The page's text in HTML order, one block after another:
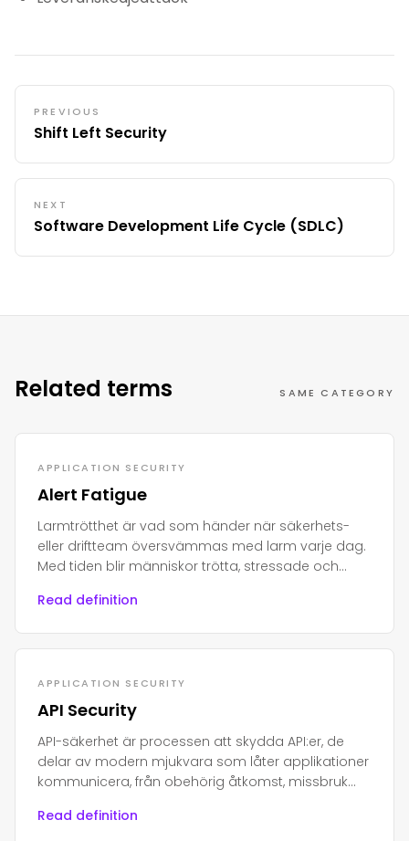
PREVIOUS
Shift Left Security
NEXT
Software Development Life Cycle (SDLC)
Related terms SAME CATEGORY
APPLICATION SECURITY
Alert Fatigue
Larmtrötthet är vad som händer när säkerhets-
eller driftteam översvämmas med larm varje dag.
Med tiden blir människor trötta, stressade och
Read definition
APPLICATION SECURITY
API Security
API-säkerhet är processen att skydda API:er, de
delar av modern mjukvara som låter applikationer
kommunicera, från obehörig åtkomst, missbruk
Read definition